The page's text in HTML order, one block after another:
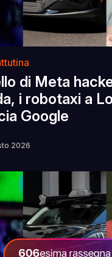
di Meta
i robotaxi a
Google
2026